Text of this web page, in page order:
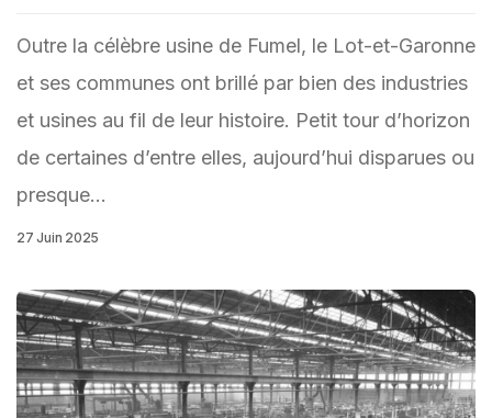
Outre la célèbre usine de Fumel, le Lot-et-Garonne
et ses communes ont brillé par bien des industries
et usines au fil de leur histoire. Petit tour d’horizon
de certaines d’entre elles, aujourd’hui disparues ou
presque…
27 Juin 2025